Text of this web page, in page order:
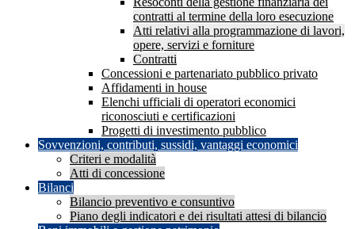
contratti al termine della loro esecuzione
Atti relativi alla programmazione di lavori,
opere, servizi e forniture
Contratti
Concessioni e partenariato pubblico privato
Affidamenti in house
Elenchi ufficiali di operatori economici
riconosciuti e certificazioni
Progetti di investimento pubblico
Sovvenzioni, contributi, sussidi, vantaggi economici
Criteri e modalità
Atti di concessione
Bilanci
Bilancio preventivo e consuntivo
Piano degli indicatori e dei risultati attesi di bilancio